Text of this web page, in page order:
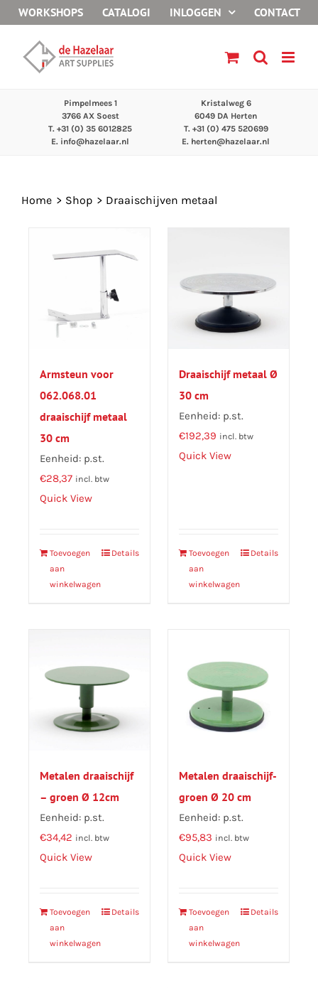
naar
inhoud
WORKSHOPS CATALOGI INLOGGEN CONTACT
Pimpelmees 1
3766 AX Soest
T. +31 (0) 35 6012825
E. info@hazelaar.nl
Kristalweg 6
6049 DA Herten
T. +31 (0) 475 520699
E. herten@hazelaar.nl
Home Shop Draaischijven metaal
Armsteun voor
062.068.01
draaischijf metaal
30 cm
Eenheid: p.st.
€28,37 incl. btw
Quick View
Toevoegen
aan
winkelwagen
Details
Draaischijf metaal Ø
30 cm
Eenheid: p.st.
€192,39 incl. btw
Quick View
Toevoegen
aan
winkelwagen
Details
Metalen draaischijf
– groen Ø 12cm
Eenheid: p.st.
€34,42 incl. btw
Quick View
Toevoegen
aan
winkelwagen
Details
Metalen draaischijf-
groen Ø 20 cm
Eenheid: p.st.
€95,83 incl. btw
Quick View
Toevoegen
aan
winkelwagen
Details